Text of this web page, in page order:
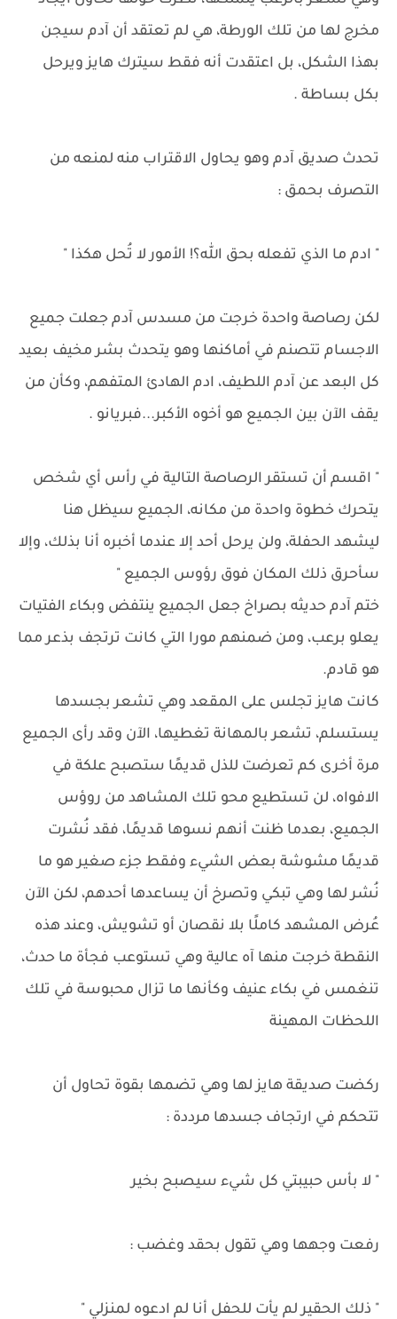
مخرج لها من تلك الورطة، هي لم تعتقد أن آدم سيجن
بهذا الشكل، بل اعتقدت أنه فقط سيترك هايز ويرحل
بكل بساطة .
تحدث صديق آدم وهو يحاول الاقتراب منه لمنعه من
التصرف بحمق :
" ادم ما الذي تفعله بحق الله؟! الأمور لا تُحل هكذا "
لكن رصاصة واحدة خرجت من مسدس آدم جعلت جميع
الاجسام تتصنم في أماكنها وهو يتحدث بشر مخيف بعيد
كل البعد عن آدم اللطيف، ادم الهادئ المتفهم، وكأن من
يقف الآن بين الجميع هو أخوه الأكبر...فبريانو .
" اقسم أن تستقر الرصاصة التالية في رأس أي شخص
يتحرك خطوة واحدة من مكانه، الجميع سيظل هنا
ليشهد الحفلة، ولن يرحل أحد إلا عندما أخبره أنا بذلك، وإلا
سأحرق ذلك المكان فوق رؤوس الجميع "
ختم آدم حديثه بصراخ جعل الجميع ينتفض وبكاء الفتيات
يعلو برعب، ومن ضمنهم مورا التي كانت ترتجف بذعر مما
هو قادم.
كانت هايز تجلس على المقعد وهي تشعر بجسدها
يستسلم، تشعر بالمهانة تغطيها، الآن وقد رأى الجميع
مرة أخرى كم تعرضت للذل قديمًا ستصبح علكة في
الافواه، لن تستطيع محو تلك المشاهد من روؤس
الجميع، بعدما ظنت أنهم نسوها قديمًا، فقد نُشرت
قديمًا مشوشة بعض الشيء وفقط جزء صغير هو ما
نُشر لها وهي تبكي وتصرخ أن يساعدها أحدهم، لكن الآن
عُرض المشهد كاملًا بلا نقصان أو تشويش، وعند هذه
النقطة خرجت منها آه عالية وهي تستوعب فجأة ما حدث،
تنغمس في بكاء عنيف وكأنها ما تزال محبوسة في تلك
اللحظات المهينة
ركضت صديقة هايز لها وهي تضمها بقوة تحاول أن
تتحكم في ارتجاف جسدها مرددة :
" لا بأس حبيبتي كل شيء سيصبح بخير
رفعت وجهها وهي تقول بحقد وغضب :
" ذلك الحقير لم يأت للحفل أنا لم ادعوه لمنزلي "